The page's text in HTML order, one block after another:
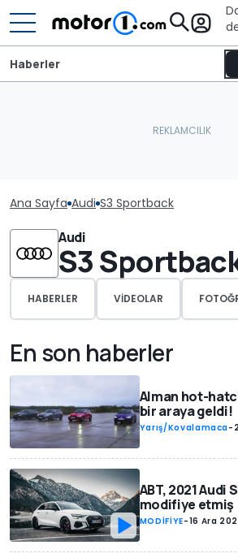
Haberler
Ana Sayfa Audi S3 Sportback
Audi
S3
HABERLER VIDEOLAR
En son haberler
Alman hot-
bir araya geldi!
Yarış/Kovalamaca-
ABT, 2021 Audi
modifiye etmiş
MODİFİYE-16 Ara